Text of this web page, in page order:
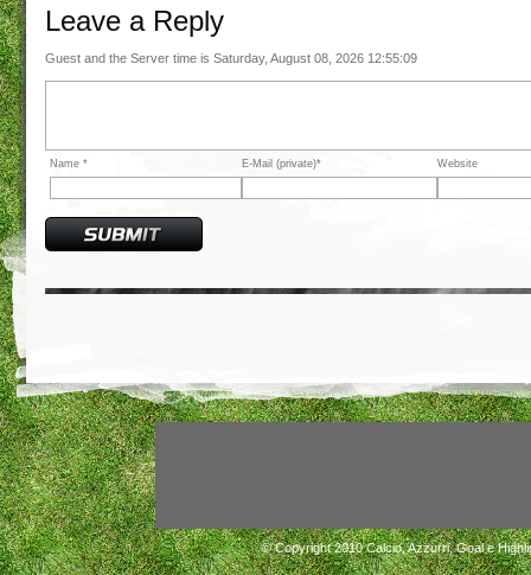
Leave a Reply
Guest and the Server time is Saturday, August 08, 2026 12:55:09
Name * E-Mail (private)* Website
© Copyright 2010Calcio, Azzurri, Goal e